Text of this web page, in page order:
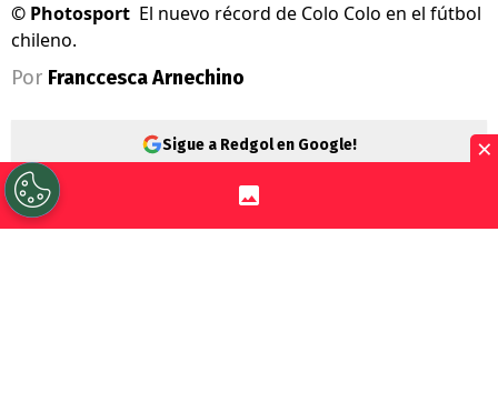
© Photosport El nuevo récord de Colo Colo en el fútbol
chileno.
Por Franccesca Arnechino
Sigue a Redgol en Google!
Colo Colosigue firme liderando laLiga de
×